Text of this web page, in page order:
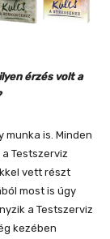
érzés volt a
munka is. Minden
Testszerviz
vett részt
most is úgy
a Testszerviz
kezében